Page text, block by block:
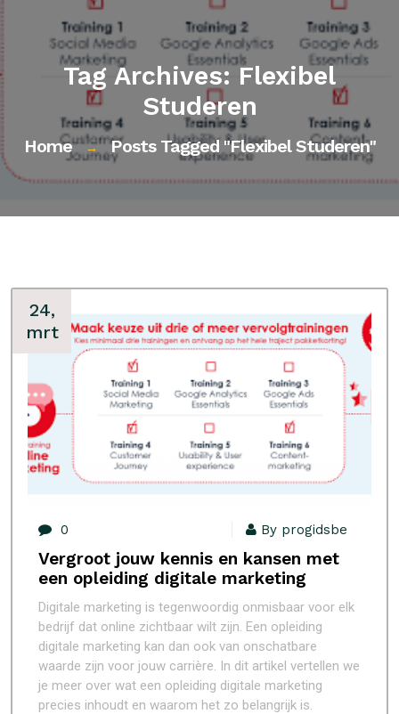
Tag Archives: Flexibel
Studeren
Home → Posts Tagged "flexibel Studeren"
24,
mrt
0 By progidsbe
Vergroot jouw kennis en kansen met
een opleiding digitale marketing
Digitale marketing is tegenwoordig onmisbaar voor elk
bedrijf dat online zichtbaar wilt zijn. Een opleiding
digitale marketing kan dan ook van onschatbare
waarde zijn voor jouw carrière. In dit artikel vertellen we
je meer over wat een opleiding digitale marketing
precies inhoudt en waarom het zo belangrijk is.